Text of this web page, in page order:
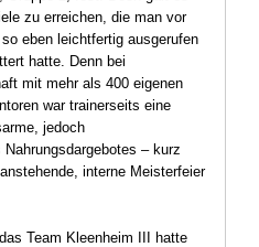
zu erreichen, die man vor
eben leichtfertig ausgerufen
hatte. Denn bei
mit mehr als 400 eigenen
war trainerseits eine
jedoch
– kurz
interne Meisterfeier
Team Kleenheim III hatte